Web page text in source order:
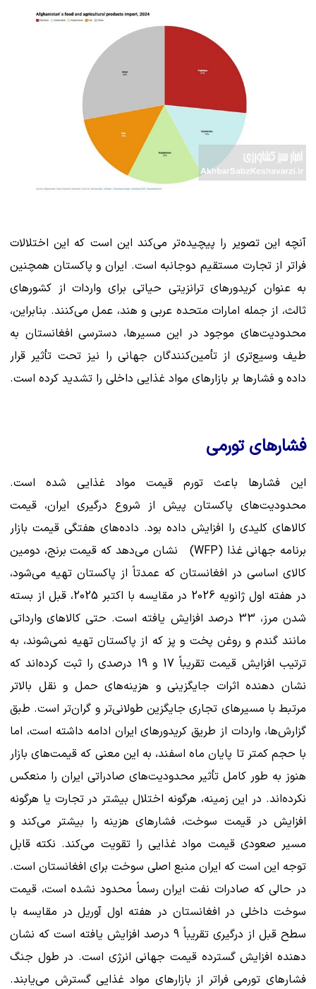
آنچه این تصویر را پیچیده‌تر می‌کند این است که این اختلالات
فراتر از تجارت مستقیم دوجانبه است. ایران و پاکستان همچنین
به عنوان کریدورهای ترانزیتی حیاتی برای واردات از کشورهای
ثالث، از جمله امارات متحده عربی و هند، عمل می‌کنند. بنابراین،
محدودیت‌های موجود در این مسیرها، دسترسی افغانستان به
طیف وسیع‌تری از تأمین‌کنندگان جهانی را نیز تحت تأثیر قرار
داده و فشارها بر بازارهای مواد غذایی داخلی را تشدید کرده است.
فشارهای تورمی
این فشارها باعث تورم قیمت مواد غذایی شده است.
محدودیت‌های پاکستان پیش از شروع درگیری ایران، قیمت
کالاهای کلیدی را افزایش داده بود. داده‌های هفتگی قیمت بازار
برنامه جهانی غذا (WFP) نشان می‌دهد که قیمت برنج، دومین
کالای اساسی در افغانستان که عمدتاً از پاکستان تهیه می‌شود،
در هفته اول ژانویه 2026 در مقایسه با اکتبر 2025، قبل از بسته
شدن مرز، 33 درصد افزایش یافته است. حتی کالاهای وارداتی
مانند گندم و روغن پخت و پز که از پاکستان تهیه نمی‌شوند، به
ترتیب افزایش قیمت تقریباً 17 و 19 درصدی را ثبت کرده‌اند که
نشان دهنده اثرات جایگزینی و هزینه‌های حمل و نقل بالاتر
مرتبط با مسیرهای تجاری جایگزین طولانی‌تر و گران‌تر است. طبق
گزارش‌ها، واردات از طریق کریدورهای ایران ادامه داشته است، اما
با حجم کمتر تا پایان ماه اسفند، به این معنی که قیمت‌های بازار
هنوز به طور کامل تأثیر محدودیت‌های صادراتی ایران را منعکس
نکرده‌اند. در این زمینه، هرگونه اختلال بیشتر در تجارت یا هرگونه
افزایش در قیمت سوخت، فشارهای هزینه را بیشتر می‌کند و
مسیر صعودی قیمت مواد غذایی را تقویت می‌کند. نکته قابل
توجه این است که ایران منبع اصلی سوخت برای افغانستان است.
در حالی که صادرات نفت ایران رسماً محدود نشده است، قیمت
سوخت داخلی در افغانستان در هفته اول آوریل در مقایسه با
سطح قبل از درگیری تقریباً 9 درصد افزایش یافته است که نشان
دهنده افزایش گسترده قیمت جهانی انرژی است. در طول جنگ
فشارهای تورمی فراتر از بازارهای مواد غذایی گسترش می‌یابند.